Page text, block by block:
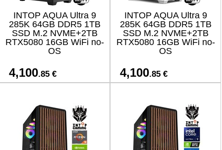
INTOP AQUA Ultra 9
285K 64GB DDR5 1TB
SSD M.2 NVME+2TB
RTX5080 16GB WiFi no-
OS
4,100.85 €
INTOP AQUA Ultra 9
285K 64GB DDR5 1TB
SSD M.2 NVME+2TB
RTX5080 16GB WiFi no-
OS
4,100.85 €